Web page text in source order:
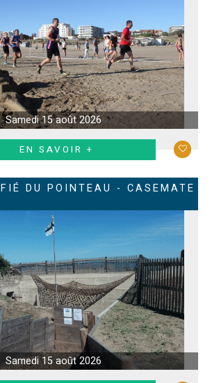
Samedi 15 août 2026
EN SAVOIR +
DU POINTEAU - CASEMATE
Samedi 15 août 2026